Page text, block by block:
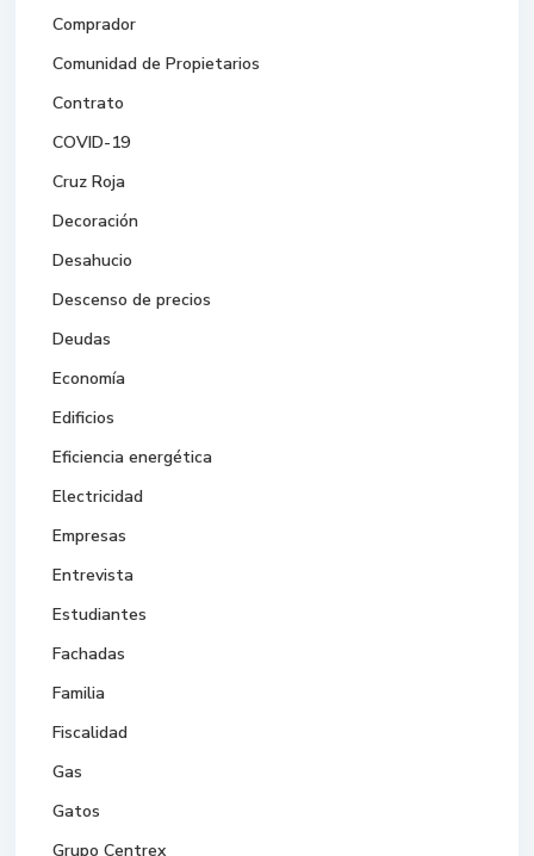
Comprador
Comunidad de Propietarios
Contrato
COVID-19
Cruz Roja
Decoración
Desahucio
Descenso de precios
Deudas
Economía
Edificios
Eficiencia energética
Electricidad
Empresas
Entrevista
Estudiantes
Fachadas
Familia
Fiscalidad
Gas
Gatos
Grupo Centrex